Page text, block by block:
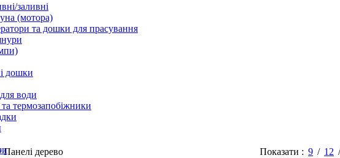
заливні
(мотора)
та дошки для прасування
дошки
води
термозапобіжники
Панелі дерево Показати 9 12